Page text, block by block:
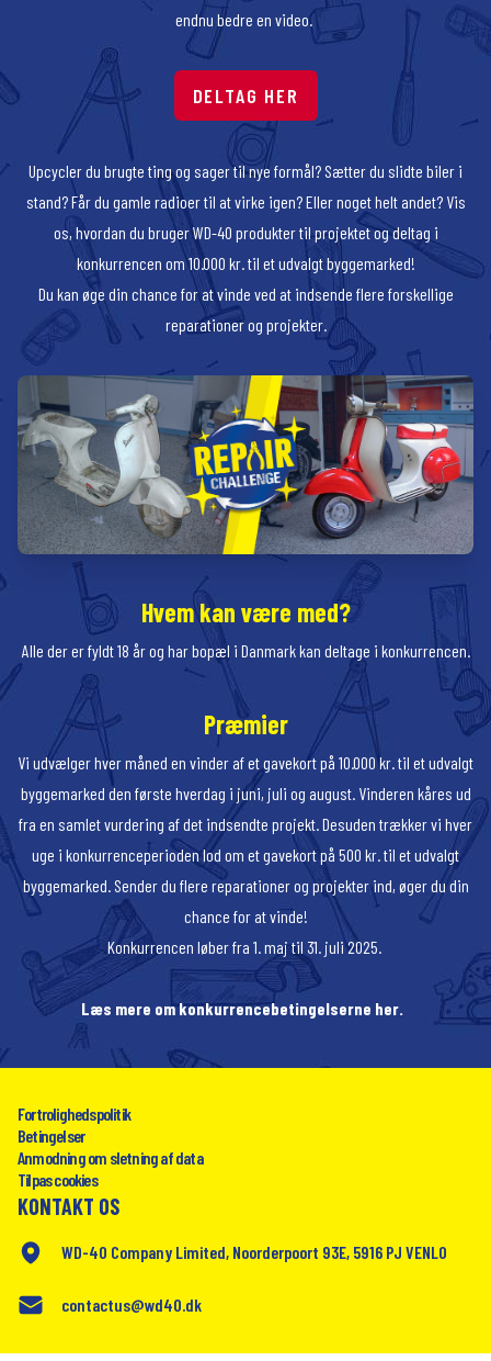
endnu bedre en video.
DELTAG HER
Upcycler du brugte ting og sager til nye formål? Sætter du slidte biler i
stand? Får du gamle radioer til at virke igen? Eller noget helt andet? Vis
os, hvordan du bruger WD-40 produkter til projektet og deltag i
konkurrencen om 10.000 kr. til et udvalgt byggemarked!
Du kan øge din chance for at vinde ved at indsende flere forskellige
reparationer og projekter.
Hvem kan være med?
Alle der er fyldt 18 år og har bopæl i Danmark kan deltage i konkurrencen.
Præmier
Vi udvælger hver måned en vinder af et gavekort på 10.000 kr. til et udvalgt
byggemarked den første hverdag i juni, juli og august. Vinderen kåres ud
fra en samlet vurdering af det indsendte projekt. Desuden trækker vi hver
uge i konkurrenceperioden lod om et gavekort på 500 kr. til et udvalgt
byggemarked. Sender du flere reparationer og projekter ind, øger du din
chance for at vinde!
Konkurrencen løber fra 1. maj til 31. juli 2025.
Læs mere om konkurrencebetingelserne her
Fortrolighedspolitik
Betingelser
Anmodning om sletning af data
Tilpas cookies
KONTAKT OS
WD-40 Company Limited, Noorderpoort 93E, 5916 PJ VENLO
contactus@wd40.dk